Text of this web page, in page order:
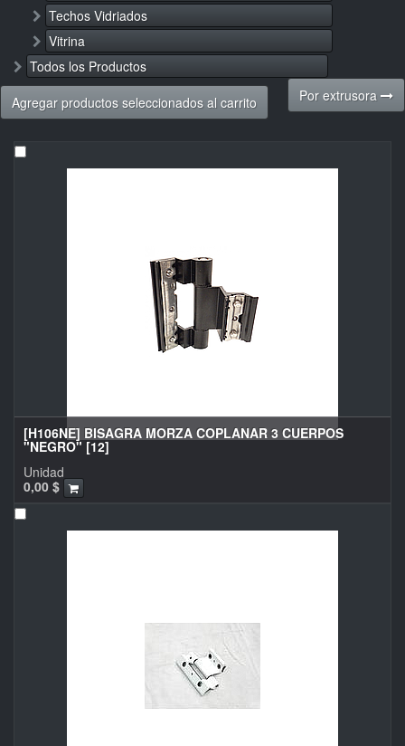
Techos Vidriados
Vitrina
Todos los Productos
Agregar productos seleccionados al carrito
Por extrusora
[H106NE] BISAGRA MORZA COPLANAR 3 CUERPOS
"NEGRO" [12]
0,00 $
Unidad